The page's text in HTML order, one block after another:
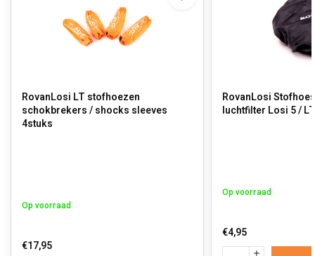
RovanLosi LT stofhoezen
schokbrekers / shocks sleeves
4stuks
Op voorraad
€17,95
RovanLosi
luchtfilter Losi 5 /
Op voorraad
€4,95